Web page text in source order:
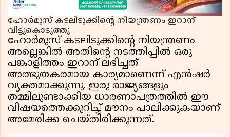
ഹോർമുസ് കടലിടുക്കിൻ്റെ നിയന്ത്രണം ഇറാന്
വിട്ടുകൊടുത്തു
ഹോർമുസ് കടലിടുക്കിൻ്റെ നിയന്ത്രണം
അല്ലെങ്കിൽ അതിൻ്റെ നടത്തിപ്പിൽ ഒരു
പങ്കാളിത്തം ഇറാന് ലഭിച്ചത്
അത്ഭുതകരമായ കാര്യമാണെന്ന് എൻഷർ
വ്യക്തമാക്കുന്നു. ഇരു രാജ്യങ്ങളും
തമ്മിലുണ്ടാക്കിയ ധാരണാപത്രത്തിൽ ഈ
വിഷയത്തെക്കുറിച്ച് മൗനം പാലിക്കുകയാണ്
അമേരിക്ക ചെയ്തിരിക്കുന്നത്.